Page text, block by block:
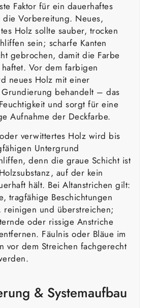
Faktor für ein dauerhaftes
die Vorbereitung. Neues,
Holz sollte sauber, trocken
sein; scharfe Kanten
gebrochen, damit die Farbe
Vor dem farbigen
neues Holz mit einer
behandelt – das
und sorgt für eine
Aufnahme der Deckfarbe.
verwittertes Holz wird bis
Untergrund
denn die graue Schicht ist
auf der kein
hält. Bei Altanstrichen gilt:
tragfähige Beschichtungen
reinigen und überstreichen;
oder rissige Anstriche
Fäulnis oder Bläue im
vor dem Streichen fachgerecht
& Systemaufbau